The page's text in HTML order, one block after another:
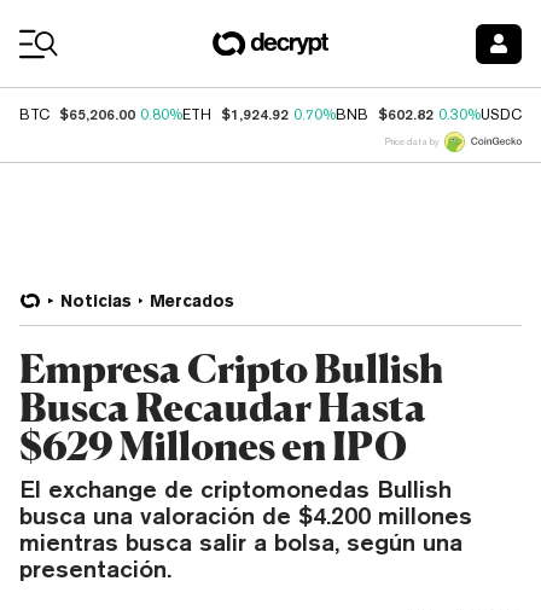
BTC $65,206.00 0.80%ETH $1,924.92 0.70%BNB $602.82 0.30%USDC
Price data by
Noticias Mercados
Empresa Cripto Bullish
Busca Recaudar Hasta
$629 Millones en IPO
El exchange de criptomonedas Bullish
busca una valoración de $4.200 millones
mientras busca salir a bolsa, según una
presentación.